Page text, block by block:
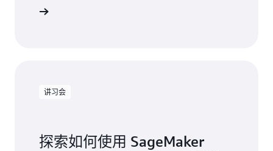
讲习会
探索如何使用 SageMaker